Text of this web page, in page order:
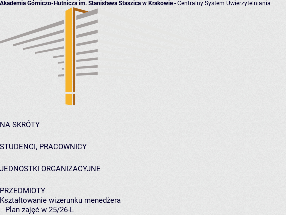
Akademia Górniczo-Hutnicza im. Stanisława Staszica w Krakowie- Centralny System Uwierzytelniania
NA SKRÓTY
STUDENCI, PRACOWNICY
JEDNOSTKI ORGANIZACYJNE
PRZEDMIOTY
Kształtowanie wizerunku menedżera
Plan zajęć w 25/26-L